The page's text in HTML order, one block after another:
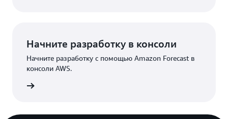
Начните разработку в консоли
Начните разработку с помощью Amazon Forecast в
консоли AWS.